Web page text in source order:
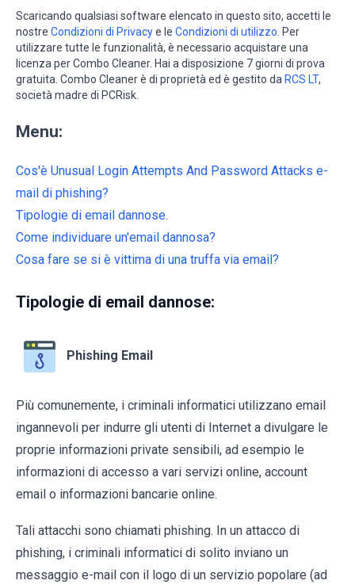
Scaricando qualsiasi software elencato in questo sito, accetti le
nostre Condizioni di Privacye le Condizioni di utilizzo . Per
utilizzare tutte le funzionalità, è necessario acquistare una
licenza per Combo Cleaner. Hai a disposizione 7 giorni di prova
gratuita. Combo Cleaner è di proprietà ed è gestito da RCS LT,
società madre di PCRisk.
Menu:
Cos'è Unusual Login Attempts And Password Attacks e-
mail di phishing?
Tipologie di email dannose.
Come individuare un'email dannosa?
Cosa fare se si è vittima di una truffa via email?
Tipologie di email dannose:
Phishing Email
Più comunemente, i criminali informatici utilizzano email
ingannevoli per indurre gli utenti di Internet a divulgare le
proprie informazioni private sensibili, ad esempio le
informazioni di accesso a vari servizi online, account
email o informazioni bancarie online.
Tali attacchi sono chiamati phishing. In un attacco di
phishing, i criminali informatici di solito inviano un
messaggio e-mail con il logo di un servizio popolare (ad